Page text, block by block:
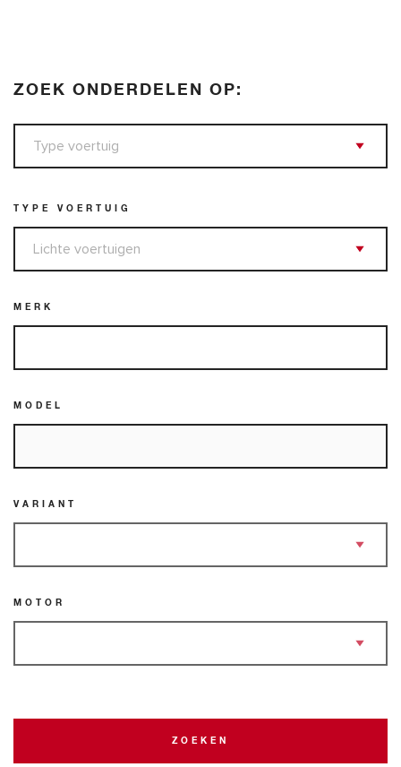
ZOEK ONDERDELEN OP:
TYPE VOERTUIG
MERK
MODEL
VARIANT
MOTOR
ZOEKEN